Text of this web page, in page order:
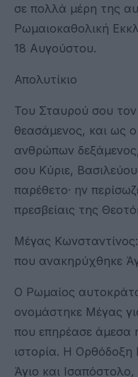
σε πολλά μέρη της
Ρωμαιοκαθολική
18 Αυγούστου.
Απολυτίκιο
Του Σταυρού σου
θεασάμενος, και ως
ανθρώπων
σου Κύριε,
παρέθετο· ην
πρεσβείαις της
Μέγας
που ανακηρύχθηκε
Ο Ρωμαίος
ονομάστηκε Μέγας
που επηρέασε άμεσα
ιστορία. Η Ορθόδοξη
Άγιο και Ισαπόστολο,